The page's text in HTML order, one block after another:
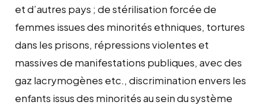
et d’autres pays ; de stérilisation forcée de
femmes issues des minorités ethniques, tortures
dans les prisons, répressions violentes et
massives de manifestations publiques, avec des
gaz lacrymogènes etc., discrimination envers les
enfants issus des minorités au sein du système